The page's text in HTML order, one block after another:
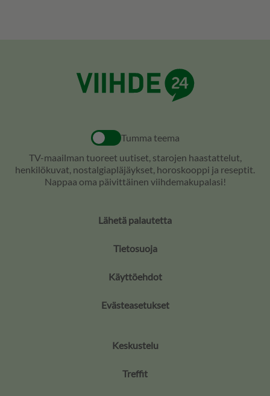
Tumma teema
TV-maailman tuoreet uutiset, starojen haastattelut,
henkilökuvat, nostalgiapläjäykset, horoskooppi ja reseptit.
Nappaa oma päivittäinen viihdemakupalasi!
Lähetä palautetta
Tietosuoja
Käyttöehdot
Evästeasetukset
Keskustelu
Treffit